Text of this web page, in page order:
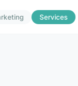
Services